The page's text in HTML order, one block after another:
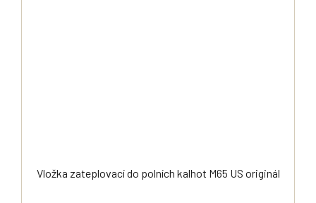
Vložka zateplovací do polních kalhot M65 US originál